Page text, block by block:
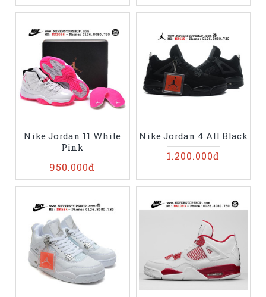
Nike Jordan 11 White
Pink
950.000đ
Nike Jordan 4 All Black
1.200.000đ